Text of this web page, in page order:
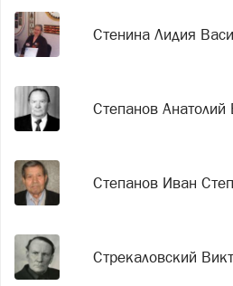
Стенина Лидия
Степанов Анатолий
Степанов Иван
Стрекаловский